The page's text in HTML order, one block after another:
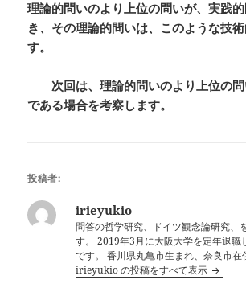
理論的問いのより上位の問いが、実践
き、その理論的問いは、このような技
す。
次回は、理論的問いのより上位の問
である場合を考察します。
投稿者:
irieyukio
問答の哲学研究、ドイツ観念論研究、
す。 2019年3月に大阪大学を定年退職
です。 香川県丸亀市生まれ、奈良市在
irieyukio の投稿をすべて表示